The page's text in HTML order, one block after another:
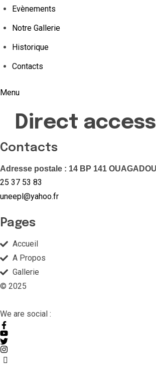
Evènements
Notre Gallerie
Historique
Contacts
Menu
Direct
Contacts
Adresse postale : 14 BP 141
25 37 53 83
uneepl@yahoo.fr
Pages
Accueil
A Propos
Gallerie
© 2025
We are social :